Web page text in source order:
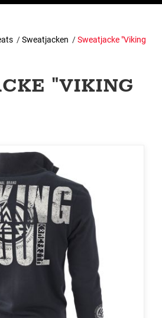
/Sweatjacken /Sweatjacke "Viking
"VIKING